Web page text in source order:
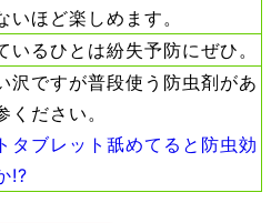
いほど楽しめます。
いるひとは紛失予防にぜひ。
沢ですが普段使う防虫剤があ
ください。
タブレット舐めてると防虫効
!?